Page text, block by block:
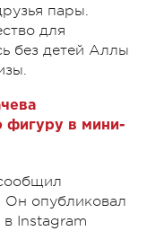
пары.
для
без детей Аллы
фигуру в мини-
Он опубликовал
Instagram